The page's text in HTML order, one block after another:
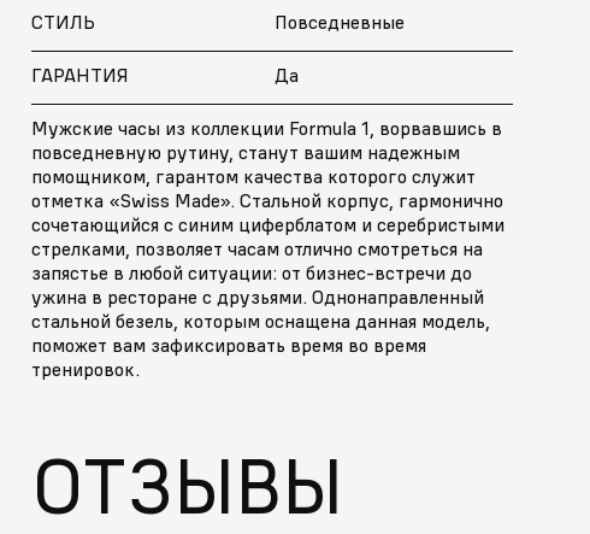
СТИЛЬ Повседневные
ГАРАНТИЯ Да
Мужские часы из коллекции Formula 1, ворвавшись в
повседневную рутину, станут вашим надежным
помощником, гарантом качества которого служит
отметка «Swiss Made». Стальной корпус, гармонично
сочетающийся с синим циферблатом и серебристыми
стрелками, позволяет часам отлично смотреться на
запястье в любой ситуации: от бизнес-встречи до
ужина в ресторане с друзьями. Однонаправленный
стальной безель, которым оснащена данная модель,
поможет вам зафиксировать время во время
тренировок.
ОТЗЫВЫ